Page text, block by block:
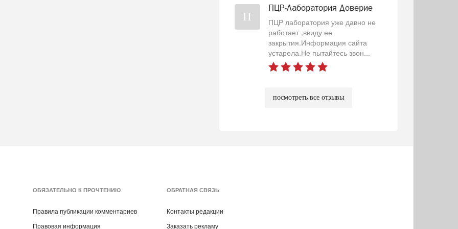
П
ПЦР-Лаборатория Доверие
ПЦР лаборатория уже давно не
работает ,ввиду ее
закрытия.Информация сайта
устарела.Не пытайтесь звон...
посмотреть все отзывы
ОБЯЗАТЕЛЬНО К ПРОЧТЕНИЮ
Правила публикации комментариев
Правовая информация
ОБРАТНАЯ СВЯЗЬ
Контакты редакции
Заказать рекламу